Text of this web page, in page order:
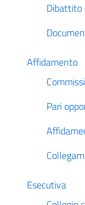
Dibattito
Affidamento
Pari
Esecutiva